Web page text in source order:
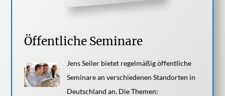
Öffentliche Seminare
Jens Seiler bietet regelmäßig öffentliche
Seminare an verschiedenen Standorten in
Deutschland an. Die Themen: